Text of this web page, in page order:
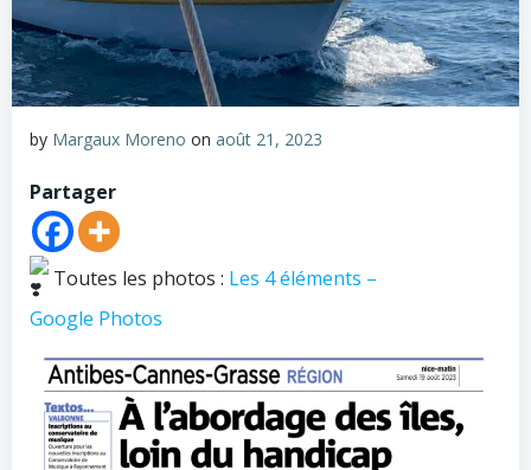
by Margaux Moreno on août 21, 2023
Partager
Toutes les photos : Les 4 éléments –
Google Photos